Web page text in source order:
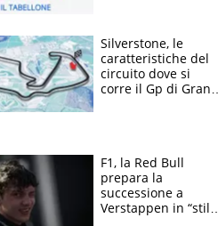
Silverstone, le
caratteristiche del
circuito dove si
corre il Gp di Gran
F1, la Red Bull
prepara la
successione a
Verstappen in “stile